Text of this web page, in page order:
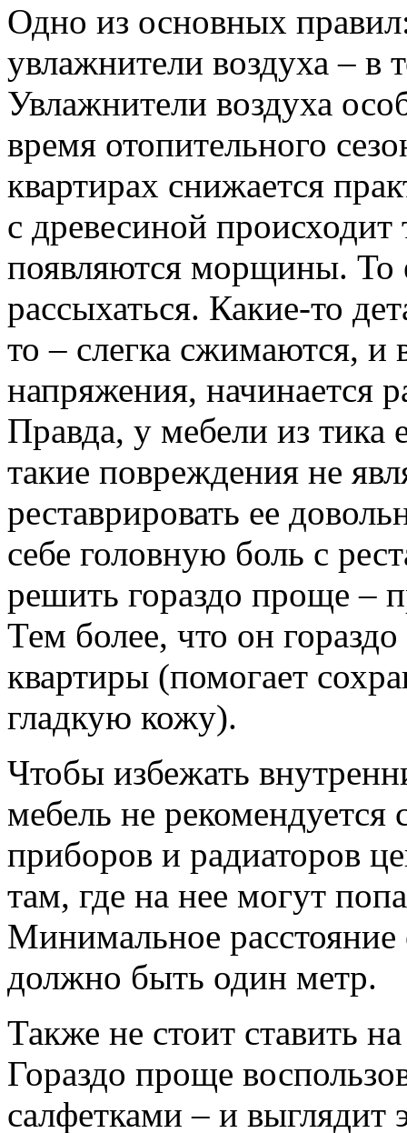
Одно из основных
увлажнители воздуха – в
Увлажнители воздуха
время отопительного
квартирах снижается
с древесиной
появляются морщины. То
рассыхаться. Какие-то
то – слегка сжимаются, и
напряжения, начинается
Правда, у мебели из тика
такие повреждения не
реставрировать ее
себе головную боль с
решить гораздо проще –
Тем более, что он
квартиры (помогает
гладкую кожу).
Чтобы избежать
мебель не рекомендуется
приборов и радиаторов
там, где на нее могут
Минимальное
должно быть один метр.
Также не стоит ставить
Гораздо проще
салфетками – и выглядит